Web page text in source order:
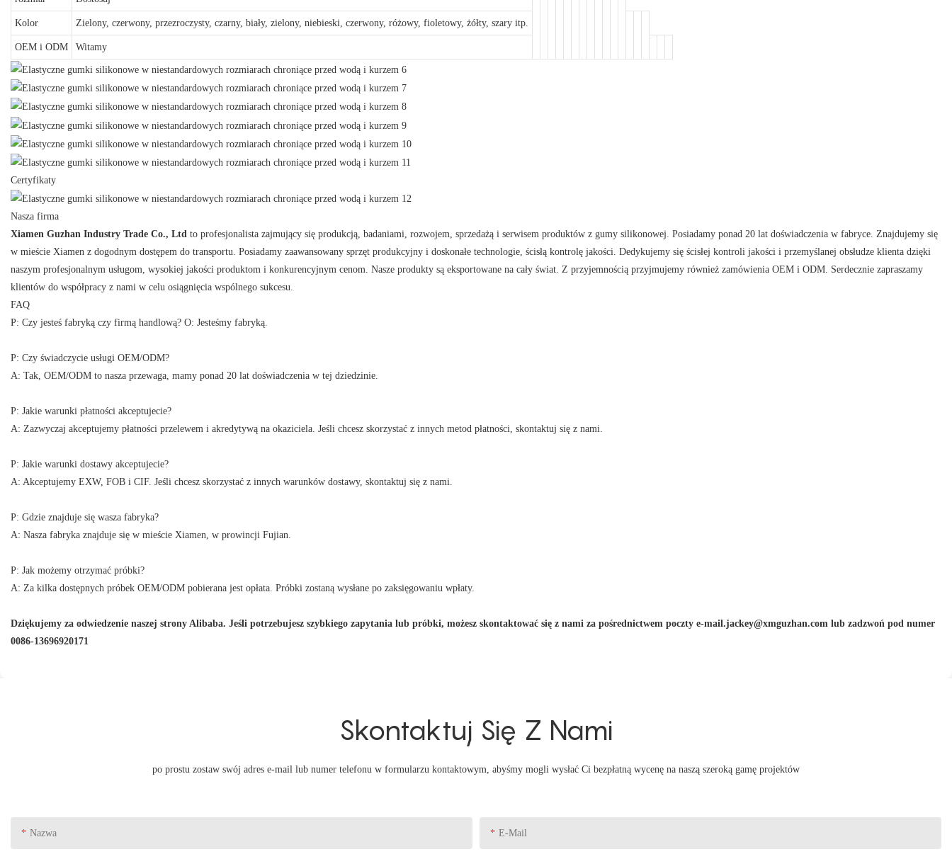
Kolor Zielony, czerwony, przezroczysty, czarny, biały, zielony, niebieski, czerwony, różowy, fioletowy, żółty, szary itp.
OEM i ODM Witamy
Certyfikaty
Nasza firma
Xiamen Guzhan Industry Trade Co., Ltd to profesjonalista zajmujący się produkcją, badaniami, rozwojem, sprzedażą i serwisem produktów z gumy silikonowej. Posiadamy ponad 20 lat doświadczenia w fabryce. Znajdujemy się
w mieście Xiamen z dogodnym dostępem do transportu. Posiadamy zaawansowany sprzęt produkcyjny i doskonałe technologie, ścisłą kontrolę jakości. Dedykujemy się ścisłej kontroli jakości i przemyślanej obsłudze klienta dzięki
naszym profesjonalnym usługom, wysokiej jakości produktom i konkurencyjnym cenom. Nasze produkty są eksportowane na cały świat. Z przyjemnością przyjmujemy również zamówienia OEM i ODM. Serdecznie zapraszamy
klientów do współpracy z nami w celu osiągnięcia wspólnego sukcesu.
FAQ
P: Czy jesteś fabryką czy firmą handlową? O: Jesteśmy fabryką.
P: Czy świadczycie usługi OEM/ODM?
A: Tak, OEM/ODM to nasza przewaga, mamy ponad 20 lat doświadczenia w tej dziedzinie.
P: Jakie warunki płatności akceptujecie?
A: Zazwyczaj akceptujemy płatności przelewem i akredytywą na okaziciela. Jeśli chcesz skorzystać z innych metod płatności, skontaktuj się z nami.
P: Jakie warunki dostawy akceptujecie?
A: Akceptujemy EXW, FOB i CIF. Jeśli chcesz skorzystać z innych warunków dostawy, skontaktuj się z nami.
P: Gdzie znajduje się wasza fabryka?
A: Nasza fabryka znajduje się w mieście Xiamen, w prowincji Fujian.
P: Jak możemy otrzymać próbki?
A: Za kilka dostępnych próbek OEM/ODM pobierana jest opłata. Próbki zostaną wysłane po zaksięgowaniu wpłaty.
Dziękujemy za odwiedzenie naszej strony Alibaba. Jeśli potrzebujesz szybkiego zapytania lub próbki, możesz skontaktować się z nami za pośrednictwem poczty e-mail.jackey@xmguzhan.com lub zadzwoń pod numer
0086-13696920171
Skontaktuj Się Z Nami
po prostu zostaw swój adres e-mail lub numer telefonu w formularzu kontaktowym, abyśmy mogli wysłać Ci bezpłatną wycenę na naszą szeroką gamę projektów
Nazwa E-Mail